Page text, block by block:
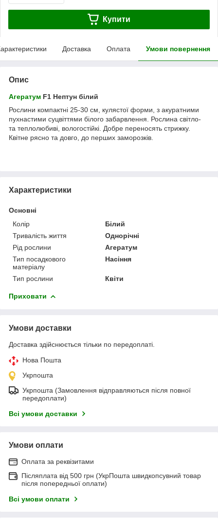
Купити
Доставка Оплата Умови повернення
Опис
Агератум F1 Нептун білий
Рослини компактні 25-30 см, кулястої форми, з акуратними
пухнастими суцвіттями білого забарвлення. Рослина світло-
та теплолюбиві, вологостійкі. Добре переносять стрижку.
Квітне рясно та довго, до перших заморозків.
Характеристики
Основні
Колір
Білий
Тривалість життя
Однорічні
Рід рослини
Агератум
Тип посадкового
матеріалу
Насіння
Тип рослини Квіти
Приховати
Умови доставки
Доставка здійснюється тільки по передоплаті.
Нова Пошта
Укрпошта
Укрпошта (Замовлення відправляються після повної
передоплати)
Всі умови доставки
Умови оплати
Оплата за реквізитами
Післяплата від 500 грн (УкрПошта швидкопсувний товар
після попередньої оплати)
Всі умови оплати